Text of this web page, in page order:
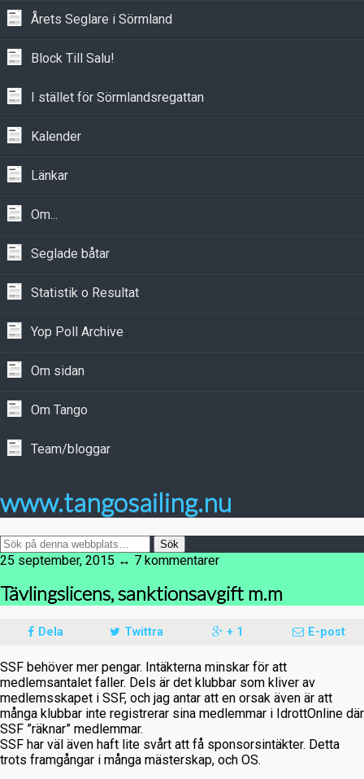
Årets Seglare i Sörmland
Block Till Salu!
I stället för Sörmlandsregattan
Kalender
Länkar
Om...
Seglade båtar
Statistik o Resultat
Yop Poll Archive
Om sidan
Om Tango
Team/bloggar
www.tangosailing.nu
25 september, 2015 ↔ 7 kommentarer
Tävlingslicens, sanktionsavgift m.m
Dela Twittra + 1 E-post
SSF behöver mer pengar. Intäkterna minskar för att
medlemsantalet faller. Dels är det klubbar som kliver av
medlemsskapet i SSF, och jag antar att en orsak även är att
många klubbar inte registrerar sina medlemmar i IdrottOnline där
SSF ”räknar” medlemmar.
SSF har väl även haft lite svårt att få sponsorsintäkter. Detta
trots framgångar i många mästerskap, och OS.